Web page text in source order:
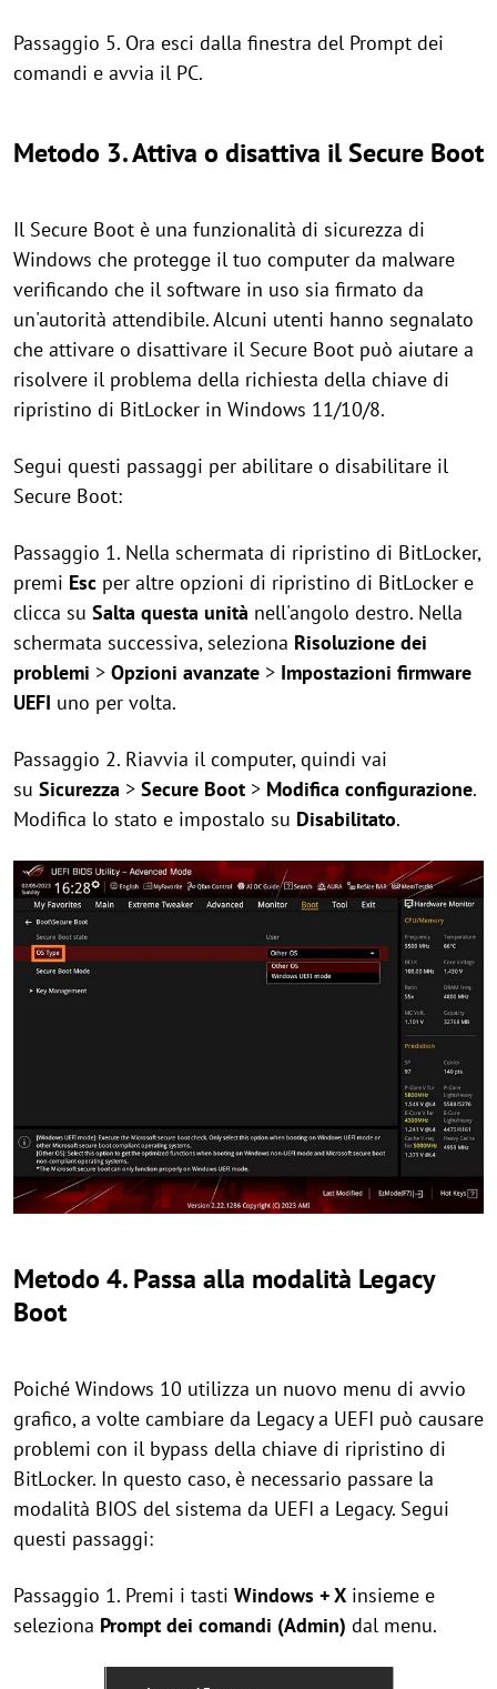
Passaggio 5. Ora esci dalla finestra del Prompt dei
comandi e avvia il PC.
Metodo 3. Attiva o disattiva il Secure Boot
Il Secure Boot è una funzionalità di sicurezza di
Windows che protegge il tuo computer da malware
verificando che il software in uso sia firmato da
un'autorità attendibile. Alcuni utenti hanno segnalato
che attivare o disattivare il Secure Boot può aiutare a
risolvere il problema della richiesta della chiave di
ripristino di BitLocker in Windows 11/10/8.
Segui questi passaggi per abilitare o disabilitare il
Secure Boot:
Passaggio 1. Nella schermata di ripristino di BitLocker,
premi Esc per altre opzioni di ripristino di BitLocker e
clicca su Salta questa unità nell'angolo destro. Nella
schermata successiva, seleziona Risoluzione dei
problemi > Opzioni avanzate > Impostazioni firmware
UEFI uno per volta.
Passaggio 2. Riavvia il computer, quindi vai
su Sicurezza > Secure Boot > Modifica configurazione.
Modifica lo stato e impostalo su Disabilitato.
Metodo 4. Passa alla modalità Legacy
Boot
Poiché Windows 10 utilizza un nuovo menu di avvio
grafico, a volte cambiare da Legacy a UEFI può causare
problemi con il bypass della chiave di ripristino di
BitLocker. In questo caso, è necessario passare la
modalità BIOS del sistema da UEFI a Legacy. Segui
questi passaggi:
Passaggio 1. Premi i tasti Windows + X insieme e
seleziona Prompt dei comandi (Admin) dal menu.